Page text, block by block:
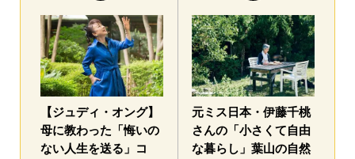
【ジュディ・オング】
母に教わった「悔いの
ない人生を送る」コ
元ミス日本・伊藤千桃
さんの「小さくて自由
な暮らし」葉山の自然